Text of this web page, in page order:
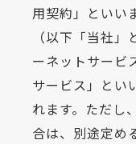
用契約」といい
（以下「当社
ーネットサービ
サービス」とい
れます。ただし
合は、別途定め